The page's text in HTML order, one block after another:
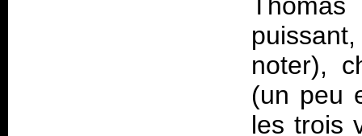
noter),
(un peu
les trois